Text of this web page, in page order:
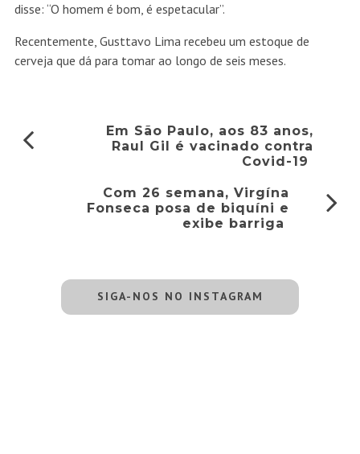
disse: “O homem é bom, é espetacular”.
Recentemente, Gusttavo Lima recebeu um estoque de
cerveja que dá para tomar ao longo de seis meses.
Em São Paulo, aos 83 anos,
Raul Gil é vacinado contra
Covid-19
Com 26 semana, Virgína
Fonseca posa de biquíni e
exibe barriga
SIGA-NOS NO INSTAGRAM